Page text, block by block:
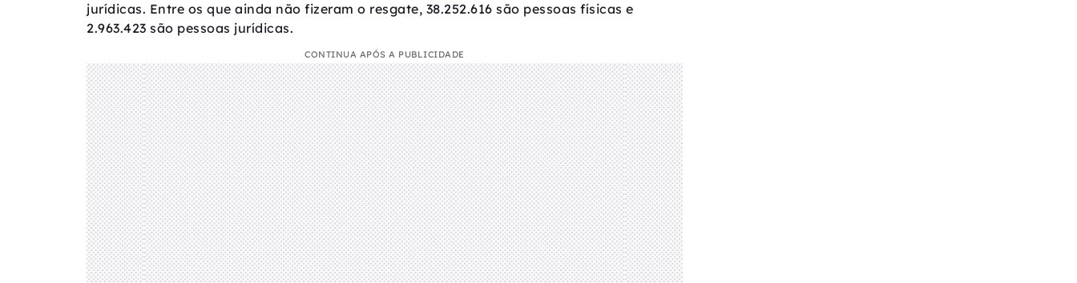
jurídicas. Entre os que ainda não fizeram o resgate, 38.252.616 são pessoas físicas e
2.963.423 são pessoas jurídicas.
CONTINUA APÓS A PUBLICIDADE